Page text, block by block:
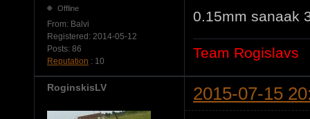
Offline
From: Balvi
Registered: 2014-05-12
Posts: 86
Reputation : 10
0.15mm sanaak
Team Rogislavs
RoginskisLV 2015-07-15